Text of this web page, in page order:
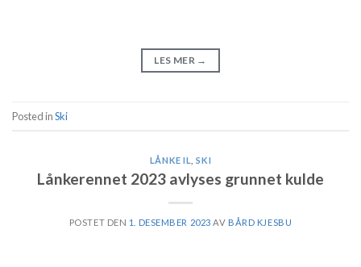
LES MER →
Posted inSki
LÅNKE IL ,SKI
Lånkerennet 2023 avlyses grunnet kulde
POSTET DEN 1. DESEMBER 2023 AV BÅRD KJESBU